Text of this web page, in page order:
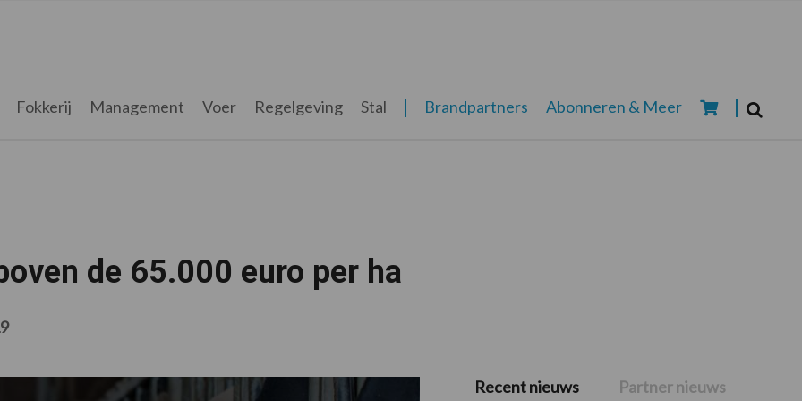
Fokkerij Management Voer Regelgeving Stal Brandpartners Abonneren & Meer
de 65.000 euro per ha
Primaire
Recent nieuws Partner nieuws